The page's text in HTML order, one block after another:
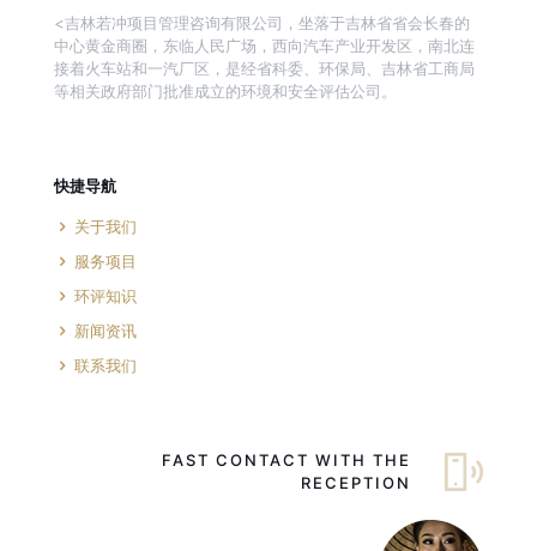
<吉林若冲项目管理咨询有限公司，坐落于吉林省省会长春的
中心黄金商圈，东临人民广场，西向汽车产业开发区，南北连
接着火车站和一汽厂区，是经省科委、环保局、吉林省工商局
等相关政府部门批准成立的环境和安全评估公司。
快捷导航
关于我们
服务项目
环评知识
新闻资讯
联系我们
FAST CONTACT WITH THE
RECEPTION